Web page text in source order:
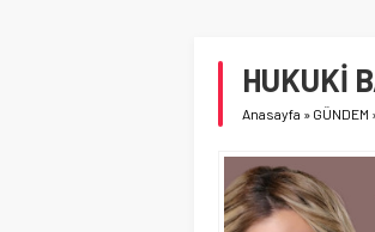
HUKUKİ
Anasayfa » GÜNDEM